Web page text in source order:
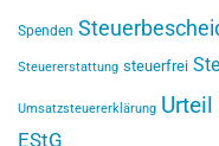
Spenden
Steuererstattung steuerfrei
Umsatzsteuererklärung Urteil
EStG